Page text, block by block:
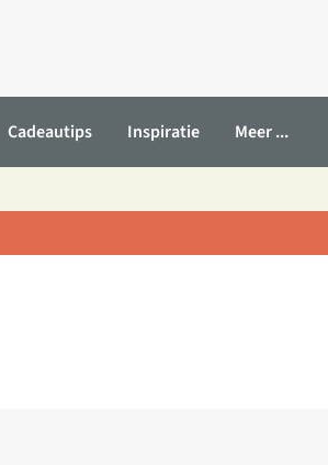
Cadeautips Inspiratie Meer ...